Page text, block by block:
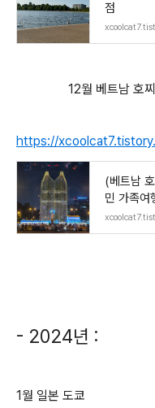
점
12월 베트남 호찌
https://
(베트남
민 가족여
- 2024년 :
1월 일본 도쿄